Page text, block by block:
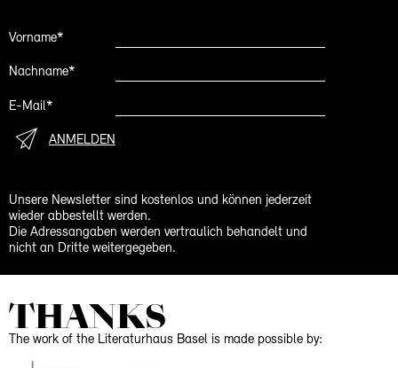
Vorname*
Nachname*
E-Mail*
ANMELDEN
Unsere Newsletter sind kostenlos und können jederzeit
wieder abbestellt werden.
Die Adressangaben werden vertraulich behandelt und
nicht an Dritte weitergegeben.
THANKS
The work of the Literaturhaus Basel is made possible by: